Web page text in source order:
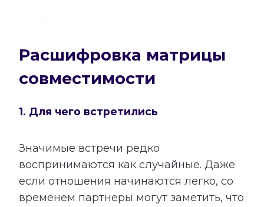
Расшифровка матрицы
совместимости
1. Для чего встретились
Значимые встречи редко
воспринимаются как случайные. Даже
если отношения начинаются легко, со
временем партнеры могут заметить, что